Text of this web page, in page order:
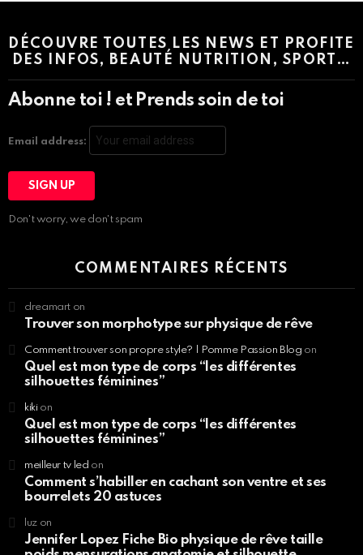
DÉCOUVRE TOUTES LES NEWS ET PROFITE
DES INFOS, BEAUTÉ NUTRITION, SPORT…
Abonne toi ! et Prends soin de toi
Email address:
Don't worry, we don't spam
COMMENTAIRES RÉCENTS
dreamart on
Trouver son morphotype sur physique de rêve
Comment trouver son propre style? | Pomme Passion Blog on
Quel est mon type de corps “les différentes
silhouettes féminines”
kikion
Quel est mon type de corps “les différentes
silhouettes féminines”
meilleur tv led on
Comment s’habiller en cachant son ventre et ses
bourrelets 20 astuces
luzon
Jennifer Lopez Fiche Bio physique de rêve taille